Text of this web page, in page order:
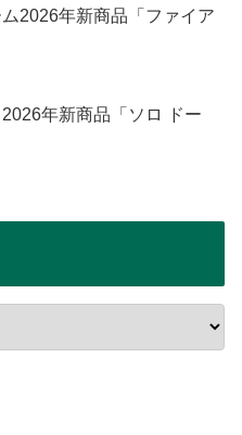
2026年新商品「ファイア
年新商品「ソロ ドー